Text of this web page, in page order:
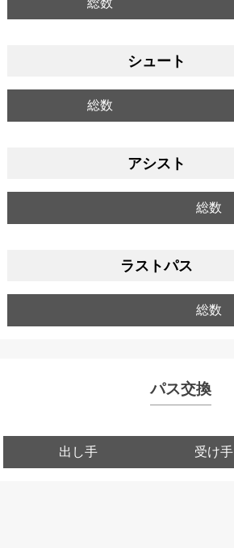
シュート
総数
アシスト
総数
ラストパス
総数
パス交換
出し手 受け手